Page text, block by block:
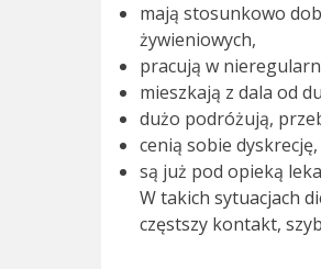
mają stosunkowo
żywieniowych,
pracują w
mieszkają z dala od
dużo podróżują,
cenią sobie
są już pod opieką
W takich sytuacjach
częstszy kontakt,